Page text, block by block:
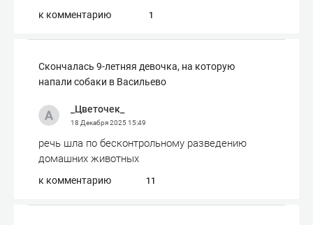
к комментарию 1
Скончалась 9-летняя девочка, на которую
напали собаки в Васильево
_Цветочек_
18 Декабря 202515:49
речь шла по бесконтрольному разведению
домашних животных
к комментарию 11